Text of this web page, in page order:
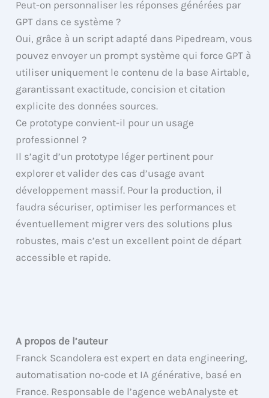
Peut-on personnaliser les réponses générées par
GPT dans ce système ?
Oui, grâce à un script adapté dans Pipedream, vous
pouvez envoyer un prompt système qui force GPT à
utiliser uniquement le contenu de la base Airtable,
garantissant exactitude, concision et citation
explicite des données sources.
Ce prototype convient-il pour un usage
professionnel ?
Il s’agit d’un prototype léger pertinent pour
explorer et valider des cas d’usage avant
développement massif. Pour la production, il
faudra sécuriser, optimiser les performances et
éventuellement migrer vers des solutions plus
robustes, mais c’est un excellent point de départ
accessible et rapide.
A propos de l’auteur
Franck Scandolera est expert en data engineering,
automatisation no-code et IA générative, basé en
France. Responsable de l’agence webAnalyste et